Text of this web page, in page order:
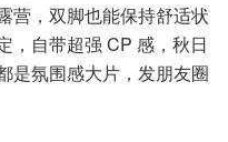
营，双脚也能保持舒适状
，自带超强 CP 感，秋日
是氛围感大片，发朋友圈